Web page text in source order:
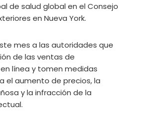
de salud global en el Consejo
en Nueva York.
mes a las autoridades que
de las ventas de
línea y tomen medidas
el aumento de precios, la
y la infracción de la